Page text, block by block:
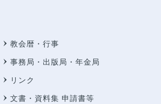
教会暦・行事
事務局・出版局・年金局
リンク
文書・資料集 申請書等